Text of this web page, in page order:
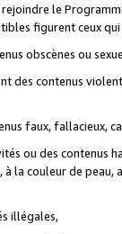
le
figurent ceux
obscènes ou
des contenus
faux, fallacieux,
ou des contenus
la couleur de
illégales,